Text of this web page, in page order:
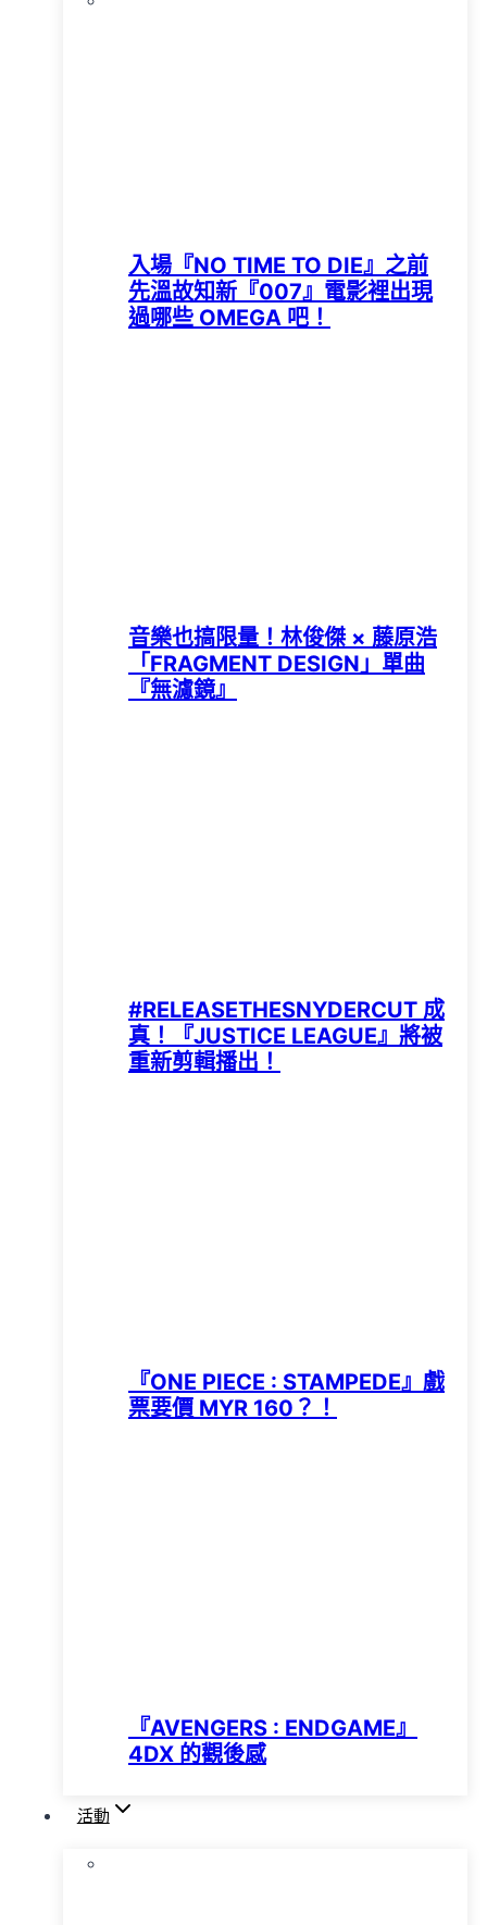
入場『NO TIME TO DIE』之前
先溫故知新『007』電影裡出現
過哪些 OMEGA 吧！
音樂也搞限量！林俊傑 × 藤原浩
「FRAGMENT DESIGN」單曲
『無濾鏡』
#RELEASETHESNYDERCUT 成
真！『JUSTICE LEAGUE』將被
重新剪輯播出！
『ONE PIECE : STAMPEDE』戲
票要價 MYR 160？！
『AVENGERS : ENDGAME』
4DX 的觀後感
活動